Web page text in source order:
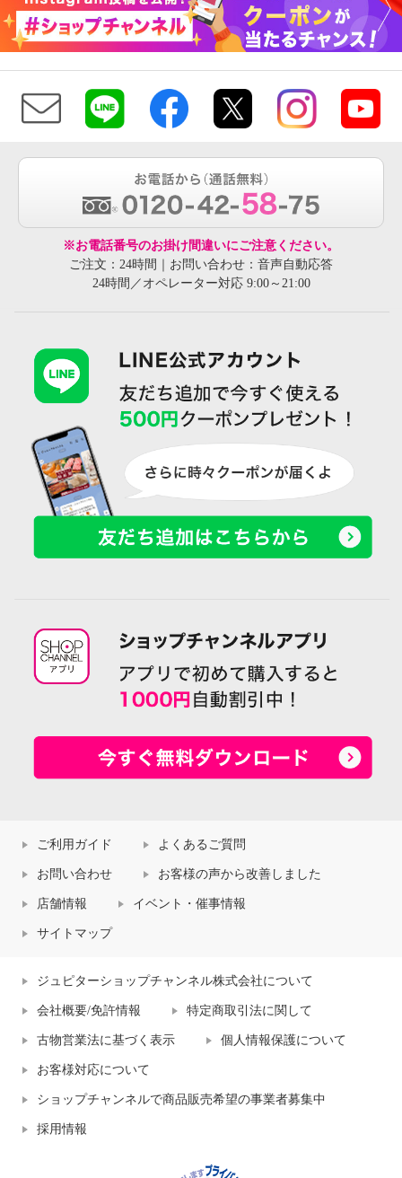
※お電話番号のお掛け間違いにご注意ください。
ご注文：24時間｜お問い合わせ：音声自動応答
24時間／オペレーター対応 9:00～21:00
ご利用ガイド よくあるご質問
お問い合わせ お客様の声から改善しました
店舗情報 イベント・催事情報
サイトマップ
ジュピターショップチャンネル株式会社について
会社概要/免許情報 特定商取引法に関して
古物営業法に基づく表示 個人情報保護について
お客様対応について
ショップチャンネルで商品販売希望の事業者募集中
採用情報